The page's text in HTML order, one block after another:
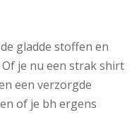
gladde stoffen en
je nu een strak shirt
een verzorgde
of je bh ergens